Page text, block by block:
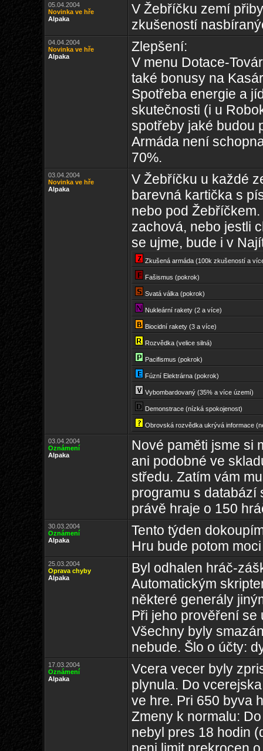
05.04.2004
Novinka ve hře
Alpaka
V Žebříčku zemí
zkušeností
04.04.2004
Novinka ve hře
Alpaka
Zlepšení:
V menu Dotace-
také bonusy na
Spotřeba energie a
skutečnosti (i u
spotřeby jaké budou
Armáda není
70%.
03.04.2004
Novinka ve hře
Alpaka
V Žebříčku u každé
barevná kartička s
nebo pod
zachová, nebo jestli
se ujme, bude i v
Zkušená armáda (100k zkušeností a
Fašismus (pokrok)
Svatá válka (pokrok)
Nukleární rakety (2 a více)
Biocidní rakety (3 a více)
Rozvědka (velice silná)
Pacifismus (pokrok)
Fúzní Elektrárna (pokrok)
Vybombardovaný (35% a více území)
Demonstrace (nízká spokojenost)
Obrovská rozvědka ukrývá informace
03.04.2004
Oznámení
Alpaka
Nové paměti jsme si
ani podobné ve
středu. Zatím vám
programu s databází
právě hraje o 150
30.03.2004
Oznámení
Alpaka
Tento týden
Hru bude potom
25.03.2004
Oprava chyby
Alpaka
Byl odhalen hráč-
Automatickým
některé generály
Při jeho prověření se
Všechny byly
nebude. Šlo o účty:
17.03.2004
Oznámení
Alpaka
Vcera vecer byly
plynula. Do
ve hre. Pri 650 byva
Zmeny k normalu:
nebyl pres 18 hodin